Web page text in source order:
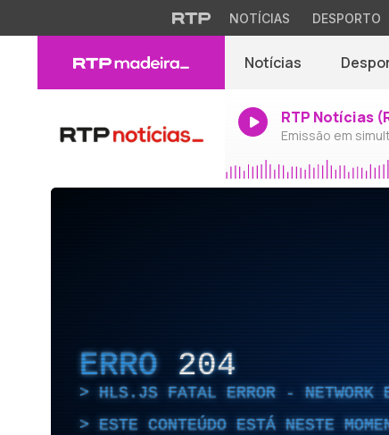
NOTÍCIAS DESPORTO
Notícias
RTP Notícias
Emissão em
ERRO 204
HLS.JS FATAL ERROR - NETWORK
ESTE CONTEÚDO ESTÁ NESTE